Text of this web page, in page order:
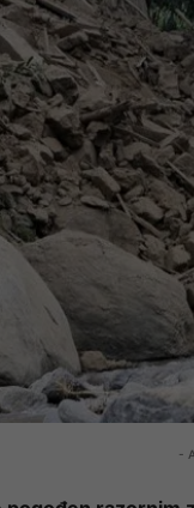
-